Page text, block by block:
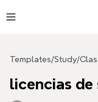
Templates/Study/
licencias